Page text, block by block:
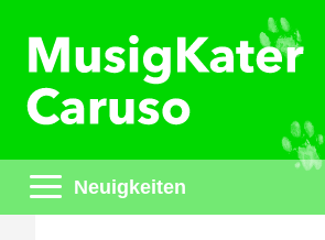
Neuigkeiten